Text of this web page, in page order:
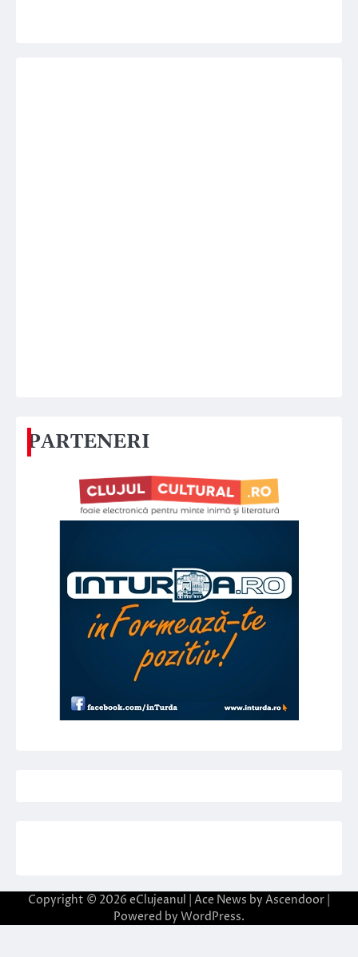
PARTENERI
Copyright © 2026 eClujeanul | Ace News by Ascendoor
Powered by WordPress.